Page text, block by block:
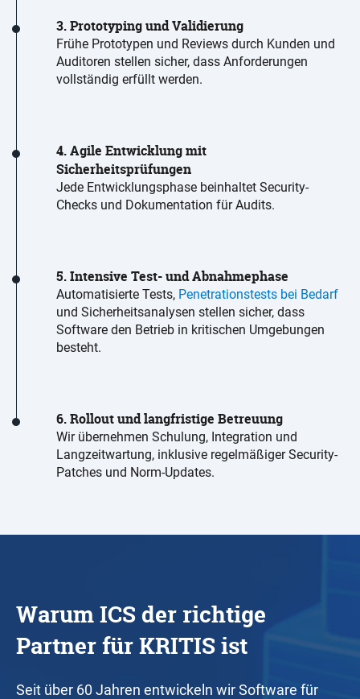
3.Prototypingund Validierung
Frühe Prototypen und Reviews durch Kunden und
Auditoren stellen sicher, dass Anforderungen
vollständig erfüllt werden.
4. Agile Entwicklung mit
Sicherheitsprüfungen
Jede Entwicklungsphase beinhaltet Security-
Checks und Dokumentation für Audits.
5. Intensive Test- und Abnahmephase
Automatisierte Tests, Penetrationstests bei Bedarf
und Sicherheitsanalysen stellen sicher, dass
Software den Betrieb in kritischen Umgebungen
besteht.
6. Rollout und langfristige Betreuung
Wir übernehmen Schulung, Integration und
Langzeitwartung, inklusive regelmäßiger Security-
Patches und Norm-Updates.
Warum ICS der richtige
Partner für KRITIS ist
Seit über 60 Jahren entwickeln wir Software für